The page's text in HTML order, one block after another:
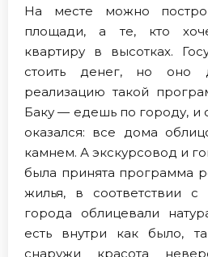
На месте можно
площади, а те, кто
квартиру в высотках.
стоить денег, но оно
реализацию такой
Баку — едешь по городу, и
оказался: все дома
камнем. А экскурсовод и
была принята программа
жилья, в соответствии
города облицевали
есть внутри как было,
снаружи красота